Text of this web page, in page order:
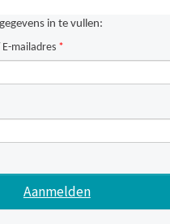
in te vullen:
mailadres *